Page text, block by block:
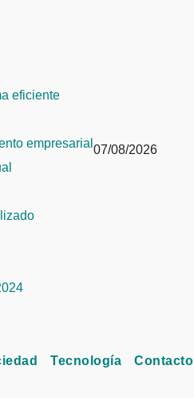
eficiente
empresarial 07/08/2026
Tecnología Contacto